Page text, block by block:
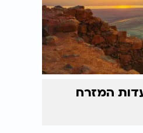
המזרח